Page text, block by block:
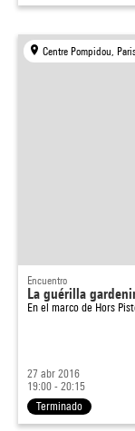
Centre Pompidou,
Encuentro
La guérilla
En el marco de Hors
27 abr 2016
19:00 - 20:15
Terminado